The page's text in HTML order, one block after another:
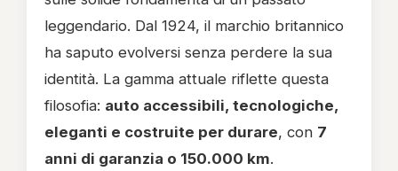
leggendario. Dal 1924, il marchio britannico
ha saputo evolversi senza perdere la sua
identità. La gamma attuale riflette questa
filosofia: auto accessibili, tecnologiche,
eleganti e costruite per durare, con 7
anni di garanzia o 150.000 km.